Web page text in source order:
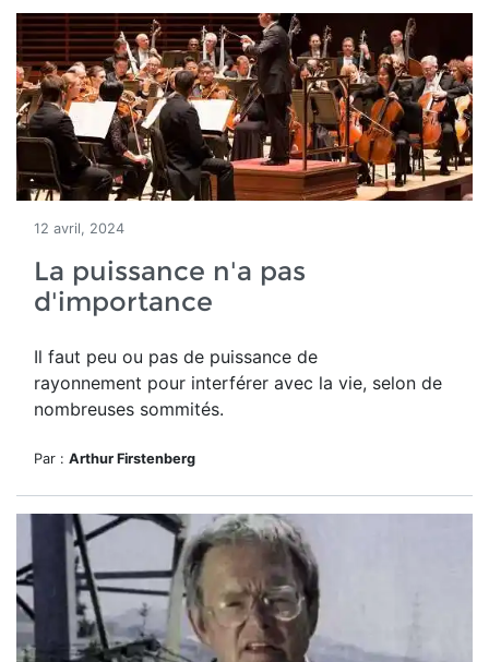
12 avril, 2024
La puissance n'a pas
d'importance
Il faut peu ou pas de puissance de
rayonnement pour interférer avec la vie, selon de
nombreuses sommités.
Par : Arthur Firstenberg